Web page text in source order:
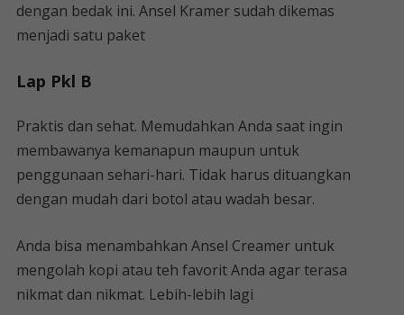
dengan bedak ini. Ansel Kramer sudah dikemas
menjadi satu paket
Lap Pkl B
Praktis dan sehat. Memudahkan Anda saat ingin
membawanya kemanapun maupun untuk
penggunaan sehari-hari. Tidak harus dituangkan
dengan mudah dari botol atau wadah besar.
Anda bisa menambahkan Ansel Creamer untuk
mengolah kopi atau teh favorit Anda agar terasa
nikmat dan nikmat. Lebih-lebih lagi